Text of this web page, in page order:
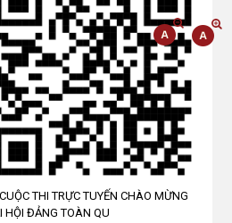
NÂNG CAO HIỆU QUẢ QUẢN LÝ
TÍN DỤNG CHÍNH SÁCH XÃ HỘI
TRÊN ĐỊA BÀN XÃ CƯ M'TA
(07/07/2026)
UBND XÃ CƯ M’TA CÔNG KHAI
DANH MỤC THỦ TỤC HÀNH
CHÍNH THỰC HIỆN MỘT PHẦN
(30/07/2026)
CÔNG KHAI DANH MỤC THỦ TỤC